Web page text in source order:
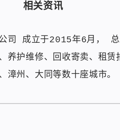
相关资讯
司 成立于2015年6月，
养护维修、回收寄卖、租
漳州、大同等数十座城市。